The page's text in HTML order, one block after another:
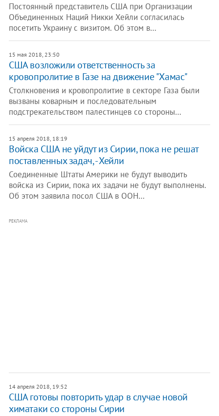
Постоянный представитель США при Организации
Объединенных Наций Никки Хейли согласилась
посетить Украину с визитом. Об этом в…
15 мая 2018, 23:50
США возложили ответственность за
кровопролитие в Газе на движение "Хамас"
Столкновения и кровопролитие в секторе Газа были
вызваны коварным и последовательным
подстрекательством палестинцев со стороны…
15 апреля 2018, 18:19
Войска США не уйдут из Сирии, пока не решат
поставленных задач, - Хейли
Соединенные Штаты Америки не будут выводить
войска из Сирии, пока их задачи не будут выполнены.
Об этом заявила посол США в ООН…
РЕКЛАМА
14 апреля 2018, 19:52
США готовы повторить удар в случае новой
химатаки со стороны Сирии